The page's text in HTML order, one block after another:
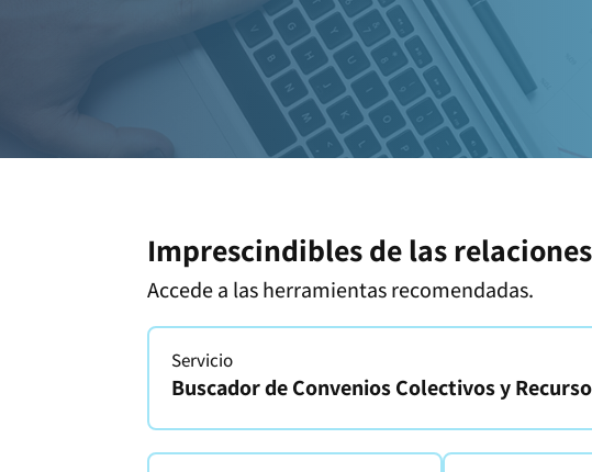
Imprescindibles de las
Accede a las herramientas recomendadas.
Servicio
Buscador de Convenios Colectivos y